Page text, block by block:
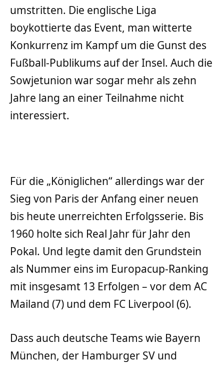
umstritten. Die englische Liga
boykottierte das Event, man witterte
Konkurrenz im Kampf um die Gunst des
Fußball-Publikums auf der Insel. Auch die
Sowjetunion war sogar mehr als zehn
Jahre lang an einer Teilnahme nicht
interessiert.
Für die „Königlichen“ allerdings war der
Sieg von Paris der Anfang einer neuen
bis heute unerreichten Erfolgsserie. Bis
1960 holte sich Real Jahr für Jahr den
Pokal. Und legte damit den Grundstein
als Nummer eins im Europacup-Ranking
mit insgesamt 13 Erfolgen – vor dem AC
Mailand (7) und dem FC Liverpool (6).
Dass auch deutsche Teams wie Bayern
München, der Hamburger SV und